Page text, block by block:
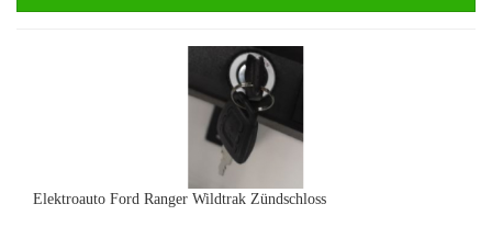
Elektroauto Ford Ranger Wildtrak Zündschloss